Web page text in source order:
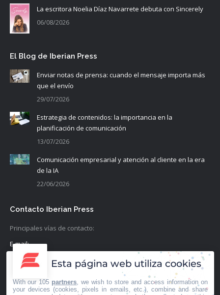
La escritora Noelia Díaz Navarrete debuta con Sincerely
06/08/2026
El Blog de Iberian Press
Enviar notas de prensa: cuando el mensaje importa más
que el envío
29/07/2026
Estrategia de contenidos: la importancia en la
planificación de comunicación
13/07/2026
Comunicación empresarial y atención al cliente en la era
de la IA
22/06/2026
Contacto Iberian Press
Principales vías de contacto:
E-mail:
info@iberianpress.es
+34 911863556
Esta página web utiliza cookies
With our 105 partners , we wish to store and access information on
your devices (cookies, pixels in emails, etc.), combine and share